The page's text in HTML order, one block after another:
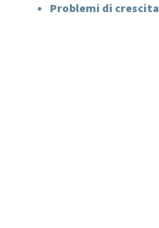
Problemi di crescita